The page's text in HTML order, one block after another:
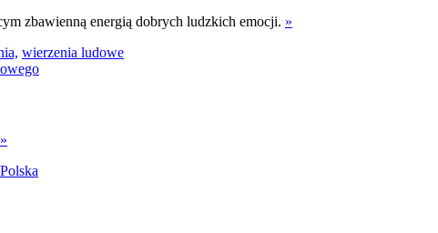
zbawienną energią dobrych ludzkich emocji. »
wierzenia ludowe
»
Polska